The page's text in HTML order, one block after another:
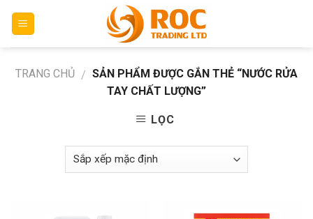
TRANG CHỦ / SẢN PHẨM ĐƯỢC GẮN THẺ “NƯỚC RỬA
TAY CHẤT LƯỢNG”
LỌC